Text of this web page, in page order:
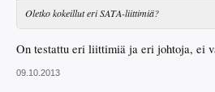
Oletko kokeillut eri SATA-liittimiä?
On testattu eri liittimiä ja eri johtoja, ei
09.10.2013